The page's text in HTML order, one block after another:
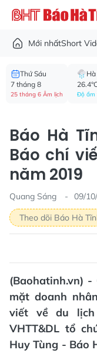
Mới nhấtShort
Thứ Sáu
7 tháng 8
25 tháng 6 Âm lịch Độ ẩm
Báo Hà
Báo chí
năm 2019
Quang Sáng
09/
Theo dõi Báo Hà
(Baohatinh.vn)
mặt doanh
viết về du
VHTT&DL tổ
Huy Tùng - Báo